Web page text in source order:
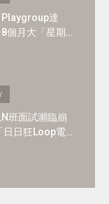
達
個月大「星期
班面試瀕臨崩
日日狂Loop電